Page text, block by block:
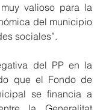
valioso para la
del municipio
sociales”.
del PP en la
que el Fondo de
se financia a